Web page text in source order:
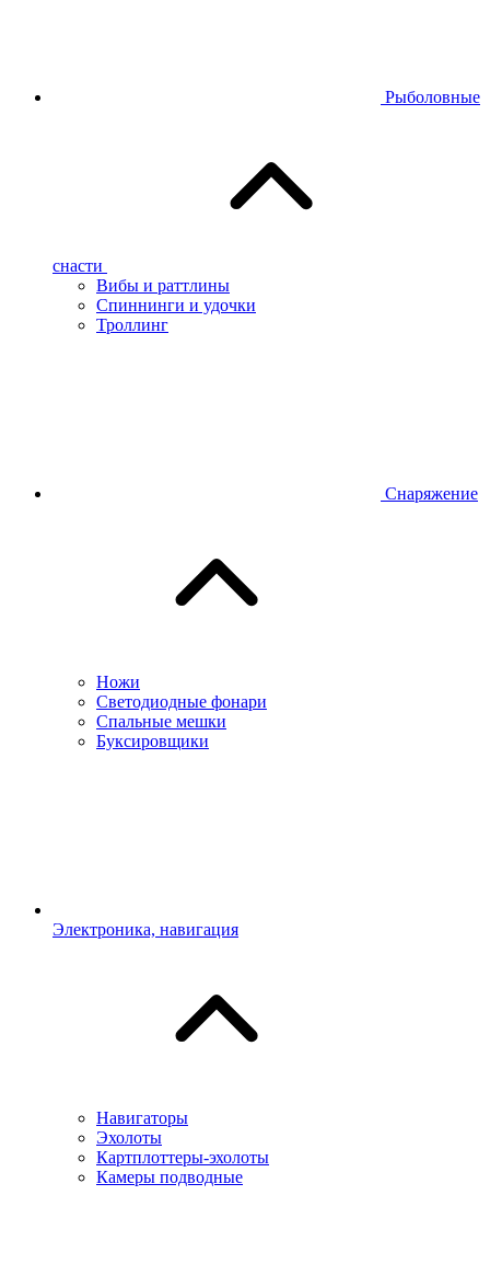
Рыболовные
снасти
Вибы и раттлины
Спиннинги и удочки
Троллинг
Снаряжение
Ножи
Светодиодные фонари
Спальные мешки
Буксировщики
Электроника, навигация
Навигаторы
Эхолоты
Картплоттеры-эхолоты
Камеры подводные